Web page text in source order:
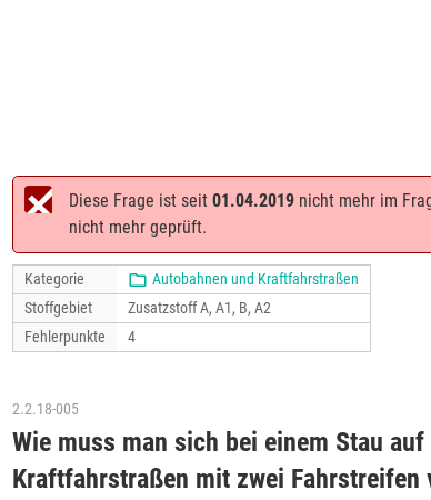
Diese Frage ist seit 01.04.2019 nicht mehr im
nicht mehr geprüft.
Kategorie
Autobahnen und Kraftfahrstraßen
Stoffgebiet
Zusatzstoff A, A1, B, A2
Fehlerpunkte
4
2.2.18-005
Wie muss man sich bei einem Stau
Kraftfahrstraßen mit zwei Fahrstreifen